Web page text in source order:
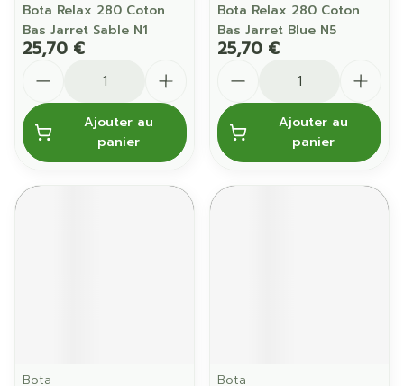
Bota Relax 280 Coton
Bas Jarret Sable N1
25,70 €
Ajouter au
panier
Bota Relax 280 Coton
Bas Jarret Blue N5
25,70 €
Ajouter au
panier
Bota Bota